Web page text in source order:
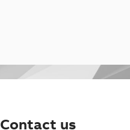
Contact us